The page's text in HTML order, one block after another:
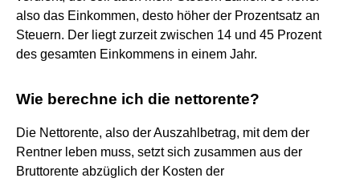
also das Einkommen, desto höher der Prozentsatz an
Steuern. Der liegt zurzeit zwischen 14 und 45 Prozent
des gesamten Einkommens in einem Jahr.
Wie berechne ich die nettorente?
Die Nettorente, also der Auszahlbetrag, mit dem der
Rentner leben muss, setzt sich zusammen aus der
Bruttorente abzüglich der Kosten der